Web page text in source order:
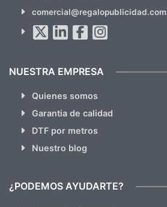
hacemos Spam)
comercial@regalopublicidad.com
NUESTRA EMPRESA
Quienes somos
Garantia de calidad
DTF por metros
Nuestro blog
¿PODEMOS AYUDARTE?